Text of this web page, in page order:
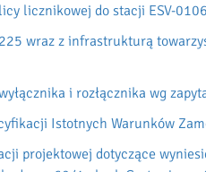
licznikowej do stacji ESV-
wraz z infrastrukturą
i rozłącznika wg
Istotnych Warunków
projektowej dotyczące